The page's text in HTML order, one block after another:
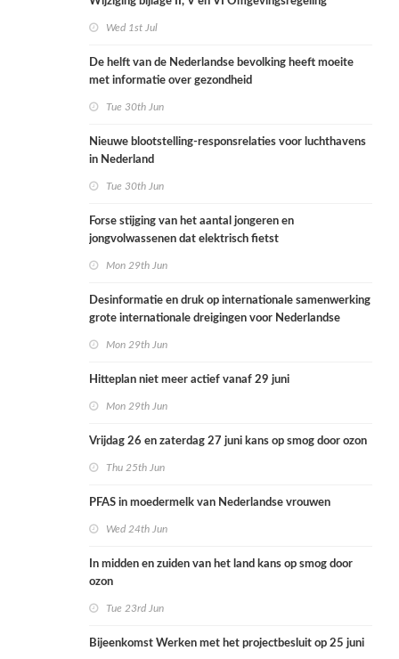
Wed 1st Jul
De helft van de Nederlandse bevolking heeft moeite
met informatie over gezondheid
Tue 30th Jun
Nieuwe blootstelling-responsrelaties voor luchthavens
in Nederland
Tue 30th Jun
Forse stijging van het aantal jongeren en
jongvolwassenen dat elektrisch fietst
Mon 29th Jun
Desinformatie en druk op internationale samenwerking
grote internationale dreigingen voor Nederlandse
Mon 29th Jun
Hitteplan niet meer actief vanaf 29 juni
Mon 29th Jun
Vrijdag 26 en zaterdag 27 juni kans op smog door ozon
Thu 25th Jun
PFAS in moedermelk van Nederlandse vrouwen
Wed 24th Jun
In midden en zuiden van het land kans op smog door
ozon
Tue 23rd Jun
Bijeenkomst Werken met het projectbesluit op 25 juni